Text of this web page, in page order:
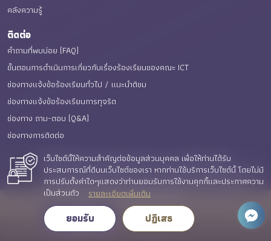
คลังความรู้
ติดต่อ
คำถามที่พบบ่อย (FAQ)
ขั้นตอนการดำเนินการเกี่ยวกับเรื่องร้องเรียนของคณะ ICT
ช่องทางแจ้งข้อร้องเรียนทั่วไป / แนะนำติชม
ช่องทางแจ้งข้อร้องเรียนการทุจริต
ช่องทาง ถาม-ตอบ (Q&A)
ช่องทางการติดต่อ
E-Service
© 2023 คณะเทคโนโลยีสารสนเทศและการสื่อสาร มหาวิทยาลัยพะเยา.
All rights reserved.
เว็บไซต์นี้ให้ความสำคัญต่อข้อมูลส่วนบุคคล เพื่อให้ท่านได้รับ
ประสบการณ์ที่ดีบนเว็บไซต์ของเรา หากท่านใช้บริการเว็บไซต์นี้ โดยไม่มี
การปรับตั้งค่าใดๆแสดงว่าท่านยอมรับการใช้งานคุกกี้และนโยบาย
ข้อมูลส่วนบุคคลของเรา รายละเอียดเพิ่มเติม
ยอมรับ
เว็บไซต์นี้ให้ความสำคัญต่อข้อมูลส่วนบุคคล เพื่อให้ท่านได้รับ
ประสบการณ์ที่ดีบนเว็บไซต์ของเรา หากท่านใช้บริการเว็บไซต์นี้ โดยไม่มี
การปรับตั้งค่าใดๆแสดงว่าท่านยอมรับการใช้งานคุกกี้และประกาศความ
เป็นส่วนตัว รายละเอียดเพิ่มเติม
ยอมรับ ปฏิเสธ